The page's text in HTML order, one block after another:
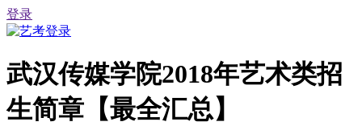
登录
武汉传媒学院2018年艺术类招
生简章【最全汇总】